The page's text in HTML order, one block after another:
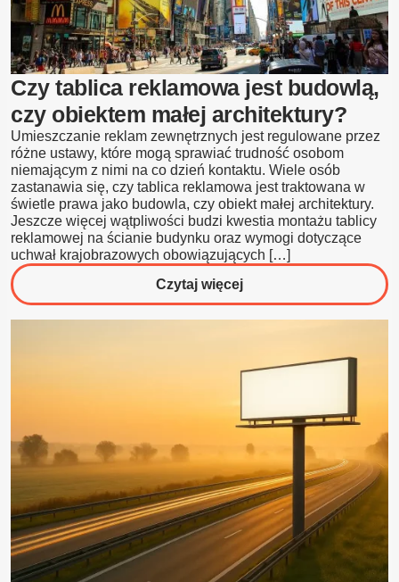
Wymiary,
Montaż
Czy tablica reklamowa jest budowlą,
czy obiektem małej architektury?
Umieszczanie reklam zewnętrznych jest regulowane przez
różne ustawy, które mogą sprawiać trudność osobom
niemającym z nimi na co dzień kontaktu. Wiele osób
zastanawia się, czy tablica reklamowa jest traktowana w
świetle prawa jako budowla, czy obiekt małej architektury.
Jeszcze więcej wątpliwości budzi kwestia montażu tablicy
reklamowej na ścianie budynku oraz wymogi dotyczące
uchwał krajobrazowych obowiązujących […]
Czytaj więcejo
Czy
jest
czy
obiektem
małej
architektury?